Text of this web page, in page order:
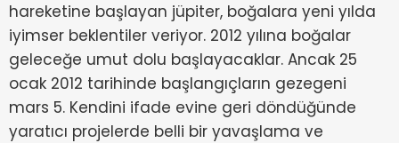
hareketine başlayan jüpiter, boğalara yeni yılda
iyimser beklentiler veriyor. 2012 yılına boğalar
geleceğe umut dolu başlayacaklar. Ancak 25
ocak 2012 tarihinde başlangıçların gezegeni
mars 5. Kendini ifade evine geri döndüğünde
yaratıcı projelerde belli bir yavaşlama ve